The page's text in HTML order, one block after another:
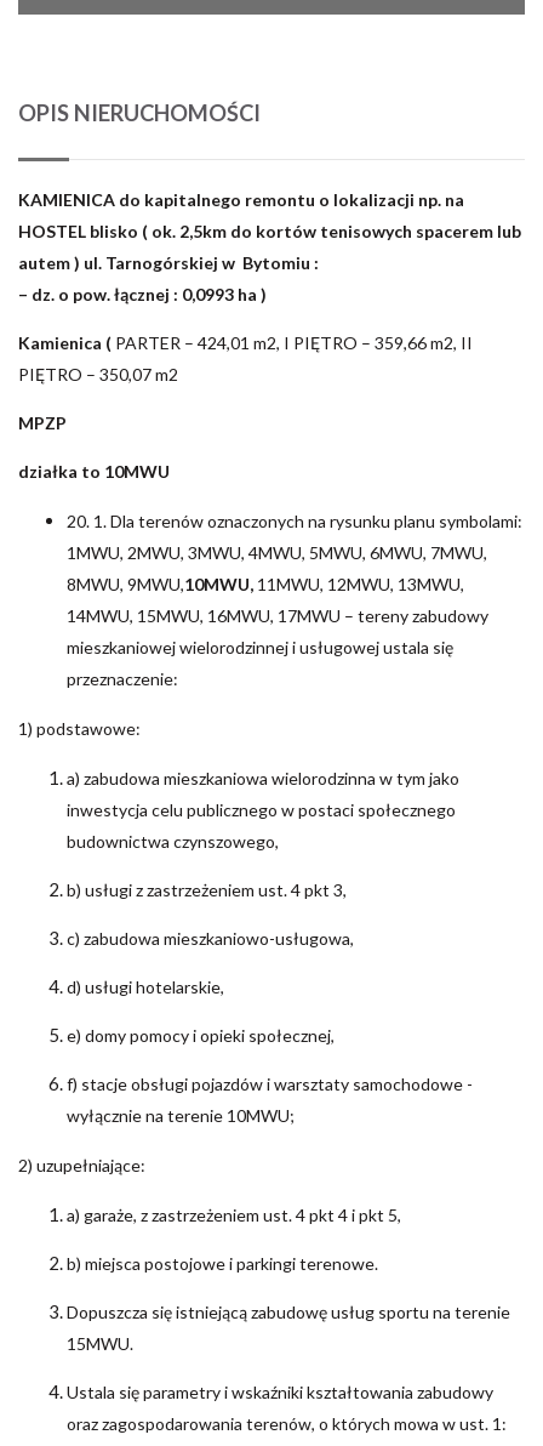
OPIS NIERUCHOMOŚCI
KAMIENICA do kapitalnego remontu o lokalizacji np. na
HOSTEL blisko ( ok. 2,5km do kortów tenisowych spacerem lub
autem ) ul. Tarnogórskiej w Bytomiu :
– dz. o pow. łącznej : 0,0993 ha )
Kamienica ( PARTER – 424,01 m2, I PIĘTRO – 359,66 m2, II
PIĘTRO – 350,07 m2
MPZP
działka to 10MWU
20. 1. Dla terenów oznaczonych na rysunku planu symbolami:
1MWU, 2MWU, 3MWU, 4MWU, 5MWU, 6MWU, 7MWU,
8MWU, 9MWU,10MWU, 11MWU, 12MWU, 13MWU,
14MWU, 15MWU, 16MWU, 17MWU – tereny zabudowy
mieszkaniowej wielorodzinnej i usługowej ustala się
przeznaczenie:
1) podstawowe:
a) zabudowa mieszkaniowa wielorodzinna w tym jako
inwestycja celu publicznego w postaci społecznego
budownictwa czynszowego,
b) usługi z zastrzeżeniem ust. 4 pkt 3,
c) zabudowa mieszkaniowo-usługowa,
d) usługi hotelarskie,
e) domy pomocy i opieki społecznej,
f) stacje obsługi pojazdów i warsztaty samochodowe -
wyłącznie na terenie 10MWU;
2) uzupełniające:
a) garaże, z zastrzeżeniem ust. 4 pkt 4 i pkt 5,
b) miejsca postojowe i parkingi terenowe.
Dopuszcza się istniejącą zabudowę usług sportu na terenie
15MWU.
Ustala się parametry i wskaźniki kształtowania zabudowy
oraz zagospodarowania terenów, o których mowa w ust. 1: